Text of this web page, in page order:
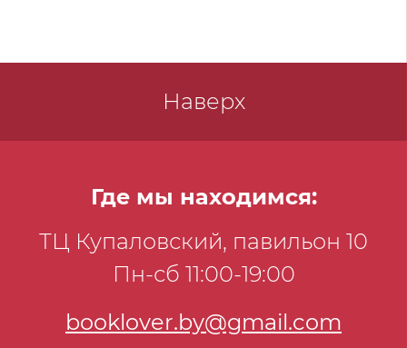
Наверх
Где мы находимся:
ТЦ Купаловский, павильон 10
Пн-сб 11:00-19:00
booklover.by@gmail.com